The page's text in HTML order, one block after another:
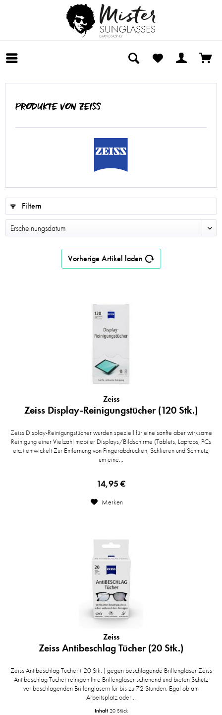
PRODUKTE VON ZEISS
Filtern
Vorherige Artikel laden
Zeiss
Zeiss Display-Reinigungstücher (120 Stk.)
Zeiss Display-Reinigungstücher wurden speziell für eine sanfte aber wirksame
Reinigung einer Vielzahl mobiler Displays/Bildschirme (Tablets, Laptops, PCs
etc.) entwickelt Zur Entfernung von Fingerabdrücken, Schlieren und Schmutz,
um eine...
14,95 €
Merken
Zeiss
Zeiss Antibeschlag Tücher (20 Stk.)
Zeiss Antibeschlag Tücher ( 20 Stk. ) gegen beschlagende Brillengläser Zeiss
Antibeschlag Tücher reinigen Ihre Brillengläser schonend und bieten Schutz
vor beschlagenden Brillengläsern für bis zu 72 Stunden. Egal ob am
Arbeitsplatz oder...
Inhalt 20 Stück